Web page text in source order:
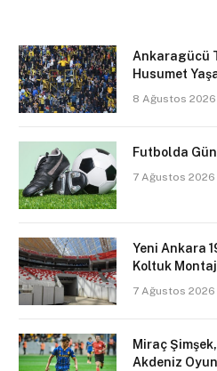
Ankaragücü
Husumet
8 Ağustos 2026
Futbolda
7 Ağustos 2026
Yeni Ankara
Koltuk
7 Ağustos 2026
Miraç
Akdeniz